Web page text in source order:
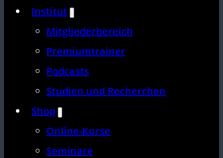
Institut
Mitgliederbereich
Premiumtrainer
Podcasts
Studien und Recherchen
Shop
Online-Kurse
Seminare